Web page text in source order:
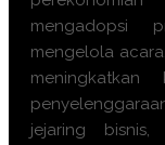
mengadopsi
mengelola
jejaring bisnis,